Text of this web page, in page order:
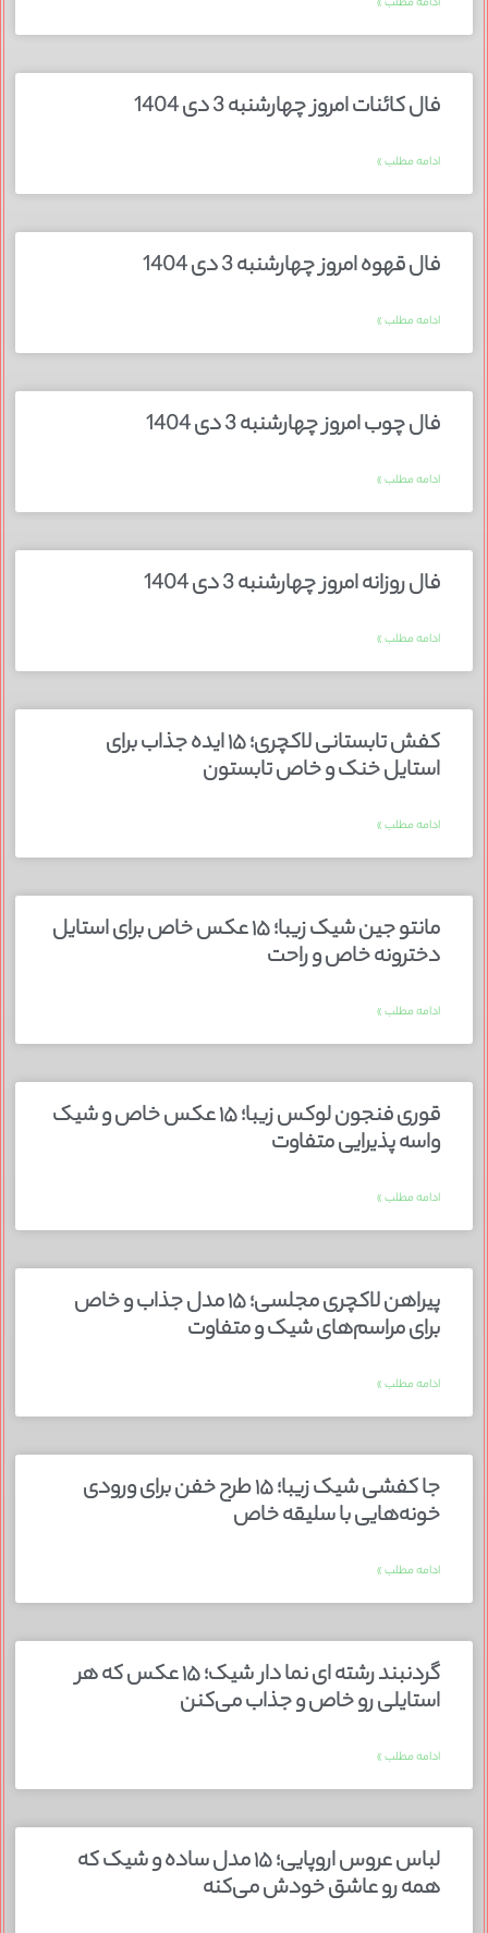
فال کائنات امروز چهارشنبه 3 دی 1404
ادامه مطلب »
فال قهوه امروز چهارشنبه 3 دی 1404
ادامه مطلب »
فال چوب امروز چهارشنبه 3 دی 1404
ادامه مطلب »
فال روزانه امروز چهارشنبه 3 دی 1404
ادامه مطلب »
کفش تابستانی لاکچری؛ ۱۵ ایده‌ جذاب برای
استایل خنک و خاص تابستون
ادامه مطلب »
مانتو جین شیک زیبا؛ ۱۵ عکس خاص برای استایل
دخترونه خاص و راحت
ادامه مطلب »
قوری فنجون لوکس زیبا؛ ۱۵ عکس خاص و شیک
واسه پذیرایی متفاوت
ادامه مطلب »
پیراهن لاکچری مجلسی؛ ۱۵ مدل جذاب و خاص
برای مراسم‌های شیک و متفاوت
ادامه مطلب »
جا کفشی شیک زیبا؛ ۱۵ طرح خفن برای ورودی
خونه‌هایی با سلیقه خاص
ادامه مطلب »
گردنبند رشته ای نما دار شیک؛ ۱۵ عکس که هر
استایلی رو خاص و جذاب می‌کنن
ادامه مطلب »
لباس عروس اروپایی؛ ۱۵ مدل ساده و شیک که
همه رو عاشق خودش می‌کنه